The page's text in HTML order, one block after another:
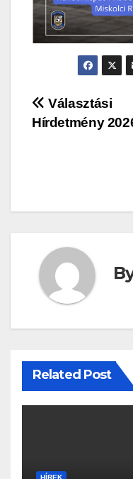
Bejegyzés
navigáció
Választási
Hírdetmény
Related Post
HÍREK